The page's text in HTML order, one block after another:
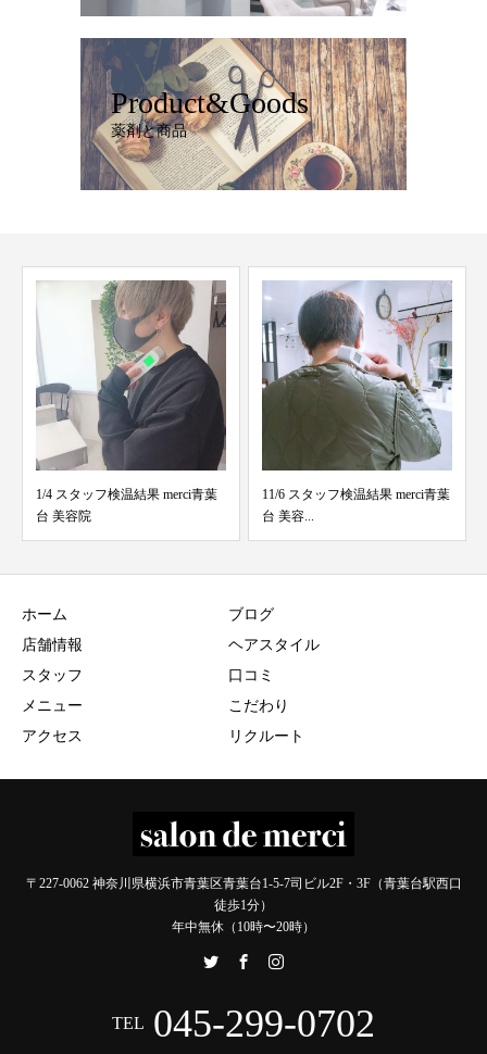
Product&Goods
薬剤と商品
11/6 スタッフ検温結果 merci青葉
台 美容...
リファ ドライヤー黒
ホーム
店舗情報
スタッフ
メニュー
アクセス
ブログ
ヘアスタイル
口コミ
こだわり
リクルート
〒227-0062 神奈川県横浜市青葉区青葉台1-5-7司ビル2F・3F（青葉台駅西口
徒歩1分）
年中無休（10時〜20時）
TEL 045-299-0702